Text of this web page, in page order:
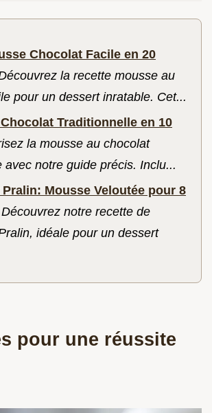
Chocolat Facile en 20
la recette mousse au
pour un dessert inratable. Cet...
Traditionnelle en 10
la mousse au chocolat
avec notre guide précis. Inclu...
Mousse Veloutée pour 8
Découvrez notre recette de
idéale pour un dessert
pour une réussite